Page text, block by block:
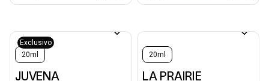
Exclusivo
20ml
JUVENA
20ml
LA PRAIRIE